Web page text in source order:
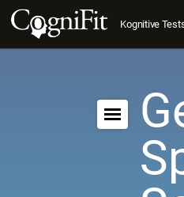
Kognitive